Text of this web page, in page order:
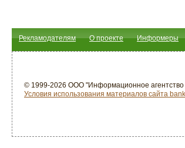
Рекламодателям О проекте Информеры
© 1999-2026 ООО "Информационное агентство
Условия использования материалов сайта